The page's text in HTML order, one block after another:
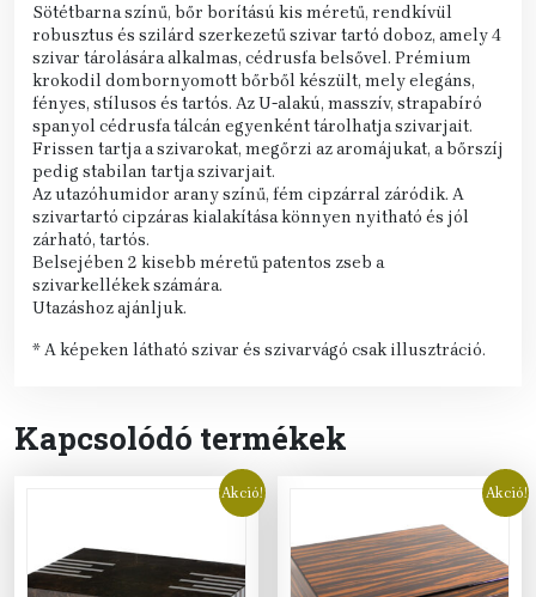
Sötétbarna színű, bőr borítású kis méretű, rendkívül
robusztus és szilárd szerkezetű szivar tartó doboz, amely 4
szivar tárolására alkalmas, cédrusfa belsővel. Prémium
krokodil dombornyomott bőrből készült, mely elegáns,
fényes, stílusos és tartós. Az U-alakú, masszív, strapabíró
spanyol cédrusfa tálcán egyenként tárolhatja szivarjait.
Frissen tartja a szivarokat, megőrzi az aromájukat, a bőrszíj
pedig stabilan tartja szivarjait.
Az utazóhumidor arany színű, fém cipzárral záródik. A
szivartartó cipzáras kialakítása könnyen nyitható és jól
zárható, tartós.
Belsejében 2 kisebb méretű patentos zseb a
szivarkellékek számára.
Utazáshoz ajánljuk.
* A képeken látható szivar és szivarvágó csak illusztráció.
Kapcsolódó termékek
Akció! Akció!